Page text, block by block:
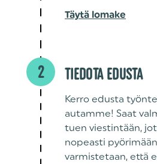
Täytä lomake
2 TIEDOTA EDUSTA
Kerro edusta
autamme! Saat
tuen viestintään,
nopeasti
varmistetaan, että